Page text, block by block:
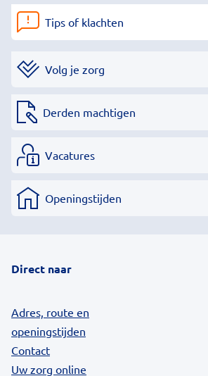
Tips of klachten
Volg je zorg
Derden machtigen
Vacatures
Openingstijden
Direct naar
Adres, route en
openingstijden
Contact
Uw zorg online